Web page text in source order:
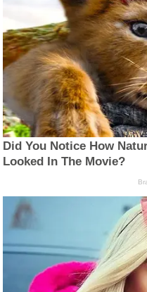
Did You Notice How
Looked In The Movie?